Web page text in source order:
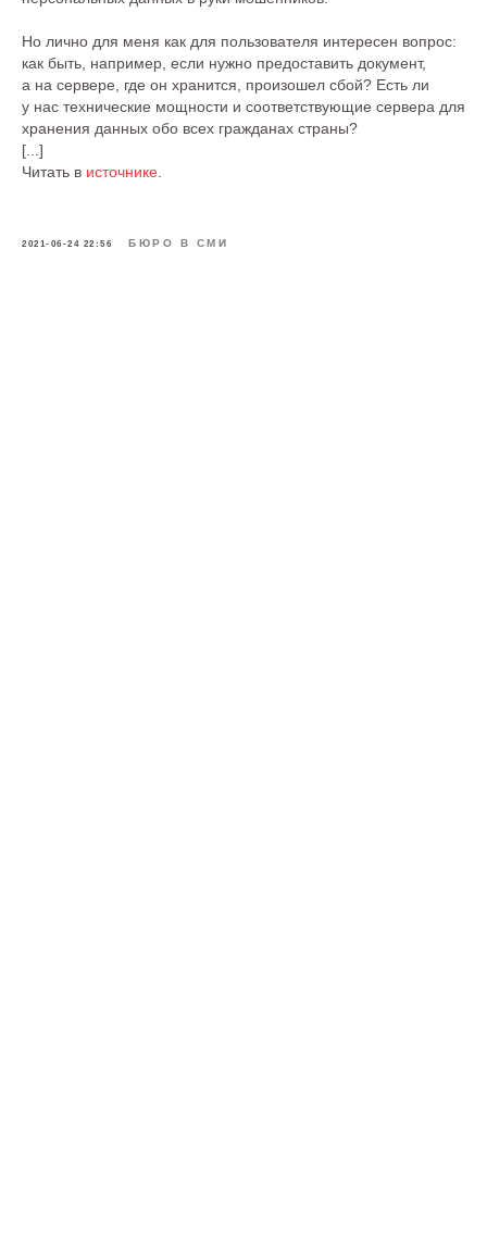
Но лично для меня как для пользователя интересен вопрос:
как быть, например, если нужно предоставить документ,
а на сервере, где он хранится, произошел сбой? Есть ли
у нас технические мощности и соответствующие сервера для
хранения данных обо всех гражданах страны?
[...]
Читать в источнике
2021-06-24 22:56 БЮРО В СМИ